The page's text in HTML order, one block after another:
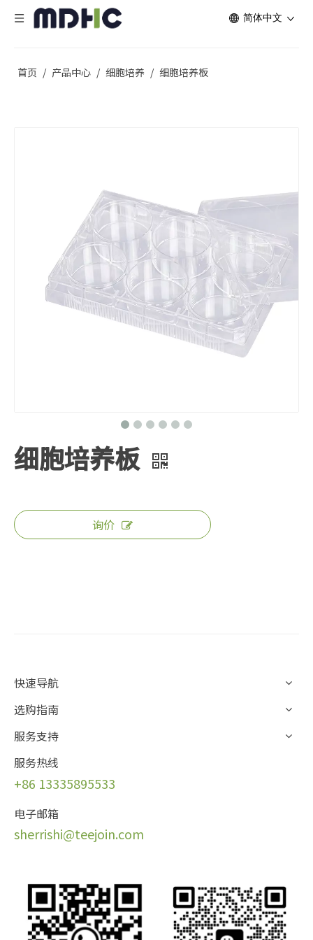
简体中文
首页 / 产品中心 / 细胞培养 / 细胞培养板
细胞培养板
询价
快速导航
选购指南
服务支持
服务热线
+86 13335895533
电子邮箱
sherrishi@teejoin.com